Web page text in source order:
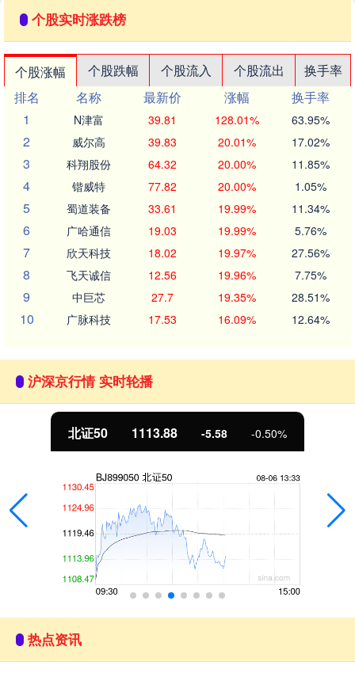
个股实时涨跌榜
个股涨幅 个股跌幅 个股流入 个股流出
换手率
排名
名称 最新价 涨幅
换手率
1
N津富 39.81 128.01% 63.95%
2 威尔高 39.83 20.01% 17.02%
3 科翔股份 64.32 20.00% 11.85%
4 锴威特 77.82 20.00% 1.05%
5 蜀道装备 33.61 19.99% 11.34%
6 广哈通信 19.03 19.99% 5.76%
7 欣天科技 18.02 19.97% 27.56%
8 飞天诚信 12.56 19.96% 7.75%
9 中巨芯 27.7 19.35% 28.51%
10 广脉科技 17.53 16.09% 12.64%
沪深京行情 实时轮播
北证50 1113.88 -5.58 -0.50%
热点资讯